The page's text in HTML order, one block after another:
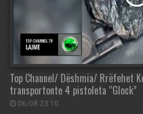
Top Channel/ Dëshmia/ Rrëfehet
transportonte 4 pistoleta “Glock”
06/08 23:10